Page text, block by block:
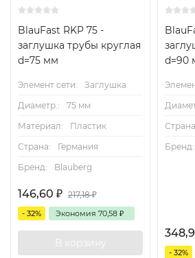
BlauFast RKP 75 -
заглушка трубы круглая
d=75 мм
Элемент сети:
Заглушка
Диаметр.:
75 мм
Материал:
Пластик
Страна:
Германия
Бренд:
Blauberg
146,60 ₽ 217,18₽
- 32% Экономия 70,58 ₽
В корзину
d=90
Бренд:
- 32%